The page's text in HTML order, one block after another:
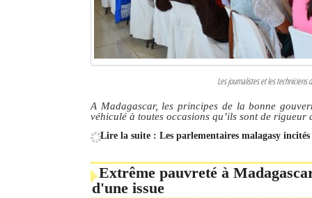
Les journalistes et les
A Madagascar, les principes de la bonne
véhiculé à toutes occasions qu’ils sont de
Lire la suite : Les parlementaires malagasy
Extrême pauvreté à
d'une issue